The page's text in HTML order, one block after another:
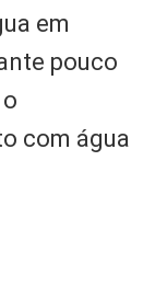
em
pouco
com água